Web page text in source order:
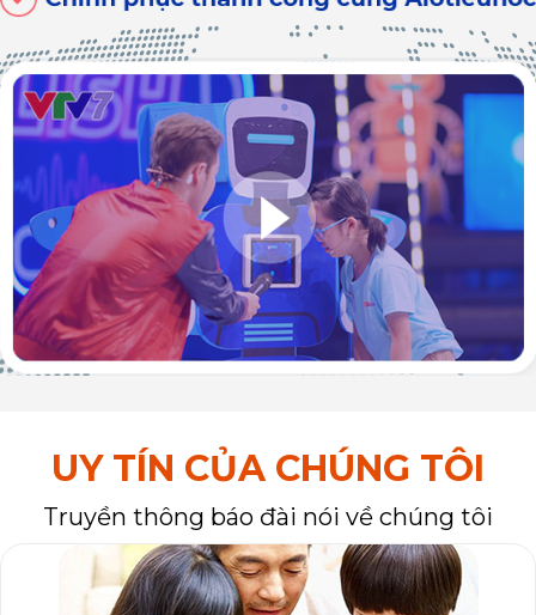
UY TÍN CỦA CHÚNG TÔI
Truyền thông báo đài nói về chúng tôi